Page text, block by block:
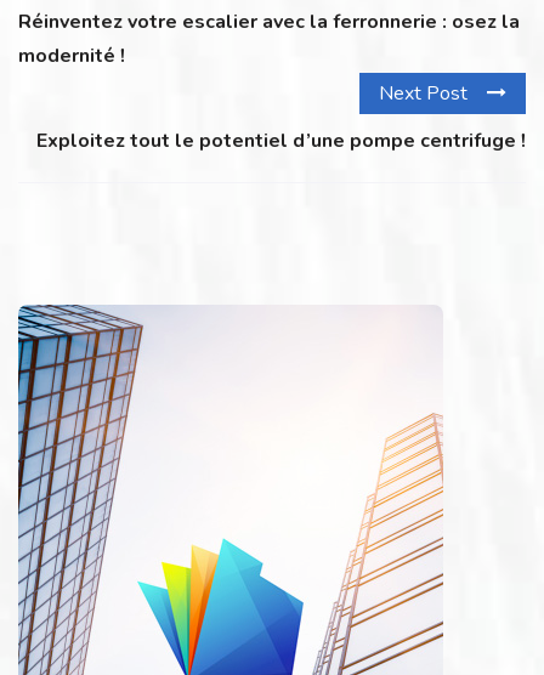
Réinventez votre escalier avec la ferronnerie : osez la
modernité !
Next Post
Exploitez tout le potentiel d’une pompe centrifuge !